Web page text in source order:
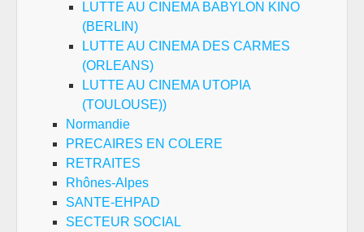
LUTTE AU CINEMA BABYLON KINO
(BERLIN)
LUTTE AU CINEMA DES CARMES
(ORLEANS)
LUTTE AU CINEMA UTOPIA
(TOULOUSE))
Normandie
PRECAIRES EN COLERE
RETRAITES
Rhônes-Alpes
SANTE-EHPAD
SECTEUR SOCIAL